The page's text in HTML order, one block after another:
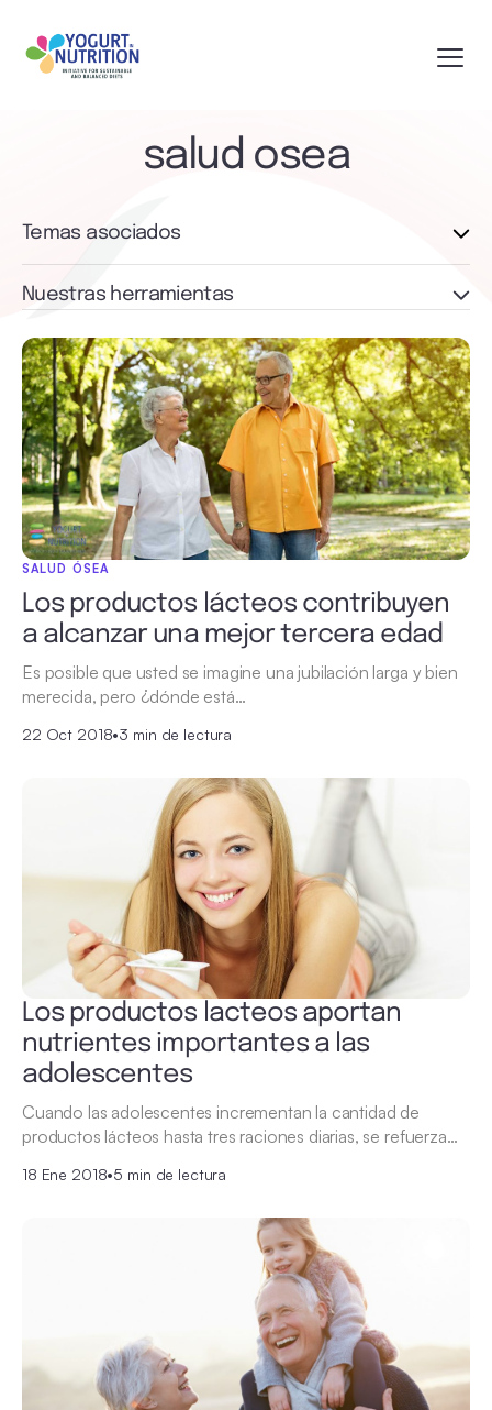
salud osea
SALUD ÓSEA
Los productos lácteos contribuyen
a alcanzar una mejor tercera edad
Es posible que usted se imagine una jubilación larga y bien
merecida, pero ¿dónde está…
22 Oct 2018•3 min de lectura
Los productos lacteos aportan
nutrientes importantes a las
adolescentes
Cuando las adolescentes incrementan la cantidad de
productos lácteos hasta tres raciones diarias, se refuerza…
18 Ene 2018•5 min de lectura
Temas asociados
Nuestras herramientas